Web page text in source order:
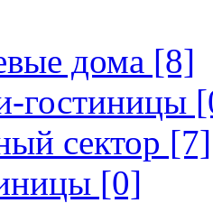
дома [8]
гостиницы
сектор [7]
[0]